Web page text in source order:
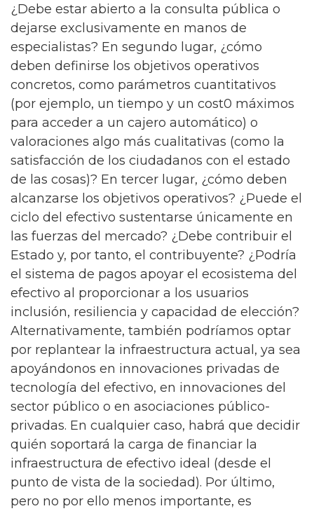
¿Debe estar abierto a la consulta pública o
dejarse exclusivamente en manos de
especialistas? En segundo lugar, ¿cómo
deben definirse los objetivos operativos
concretos, como parámetros cuantitativos
(por ejemplo, un tiempo y un cost0 máximos
para acceder a un cajero automático) o
valoraciones algo más cualitativas (como la
satisfacción de los ciudadanos con el estado
de las cosas)? En tercer lugar, ¿cómo deben
alcanzarse los objetivos operativos? ¿Puede el
ciclo del efectivo sustentarse únicamente en
las fuerzas del mercado? ¿Debe contribuir el
Estado y, por tanto, el contribuyente? ¿Podría
el sistema de pagos apoyar el ecosistema del
efectivo al proporcionar a los usuarios
inclusión, resiliencia y capacidad de elección?
Alternativamente, también podríamos optar
por replantear la infraestructura actual, ya sea
apoyándonos en innovaciones privadas de
tecnología del efectivo, en innovaciones del
sector público o en asociaciones público-
privadas. En cualquier caso, habrá que decidir
quién soportará la carga de financiar la
infraestructura de efectivo ideal (desde el
punto de vista de la sociedad). Por último,
pero no por ello menos importante, es